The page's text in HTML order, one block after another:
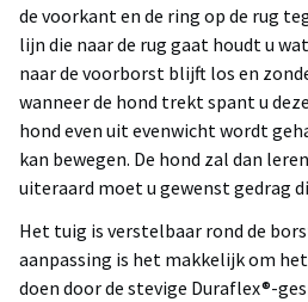
de voorkant en de ring op de rug
lijn die naar de rug gaat houdt u
naar de voorborst blijft los en
wanneer de hond trekt spant u
hond even uit evenwicht wordt
kan bewegen. De hond zal dan
uiteraard moet u gewenst gedrag
Het tuig is verstelbaar rond de
aanpassing is het makkelijk om
doen door de stevige Duraflex®-